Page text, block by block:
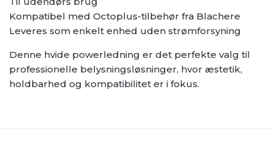
Kompatibel med Octoplus-tilbehør fra Blachere
Leveres som enkelt enhed uden strømforsyning
Denne hvide powerledning er det perfekte valg til
professionelle belysningsløsninger, hvor æstetik,
holdbarhed og kompatibilitet er i fokus.